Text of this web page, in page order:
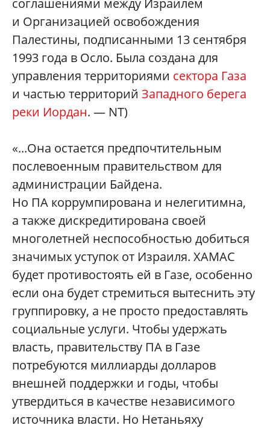
соглашениями между Израилем
и Организацией освобождения
Палестины, подписанными 13 сентября
1993 года в Осло. Была создана для
управления территориями сектора Газа
и частью территорий Западного берега
реки Иордан. — NT)
«...Она остается предпочтительным
послевоенным правительством для
администрации Байдена.
Но ПА коррумпирована и нелегитимна,
а также дискредитирована своей
многолетней неспособностью добиться
значимых уступок от Израиля. ХАМАС
будет противостоять ей в Газе, особенно
если она будет стремиться вытеснить эту
группировку, а не просто предоставлять
социальные услуги. Чтобы удержать
власть, правительству ПА в Газе
потребуются миллиарды долларов
внешней поддержки и годы, чтобы
утвердиться в качестве независимого
источника власти. Но Нетаньяху